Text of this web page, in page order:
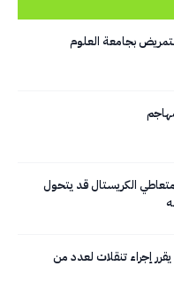
بجامعة العلوم
الكريستال قد يتحول
إجراء تنقلات لعدد من